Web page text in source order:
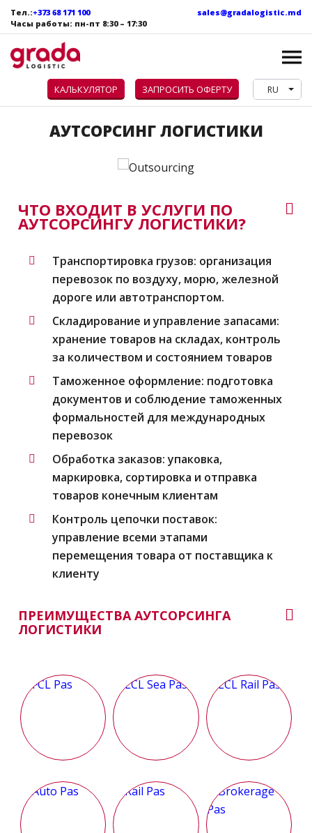
Тел.:+373 68 171 100
Часы работы: пн-пт 8:30 – 17:30
sales@gradalogistic.md
КАЛЬКУЛЯТОР ЗАПРОСИТЬ ОФЕРТУ RU
АУТСОРСИНГ ЛОГИСТИКИ
ЧТО ВХОДИТ В УСЛУГИ ПО
АУТСОРСИНГУ ЛОГИСТИКИ?
Транспортировка грузов: организация
перевозок по воздуху, морю, железной
дороге или автотранспортом.
Складирование и управление запасами:
хранение товаров на складах, контроль
за количеством и состоянием товаров
Таможенное оформление: подготовка
документов и соблюдение таможенных
формальностей для международных
перевозок
Обработка заказов: упаковка,
маркировка, сортировка и отправка
товаров конечным клиентам
Контроль цепочки поставок:
управление всеми этапами
перемещения товара от поставщика к
клиенту
ПРЕИМУЩЕСТВА АУТСОРСИНГА
ЛОГИСТИКИ